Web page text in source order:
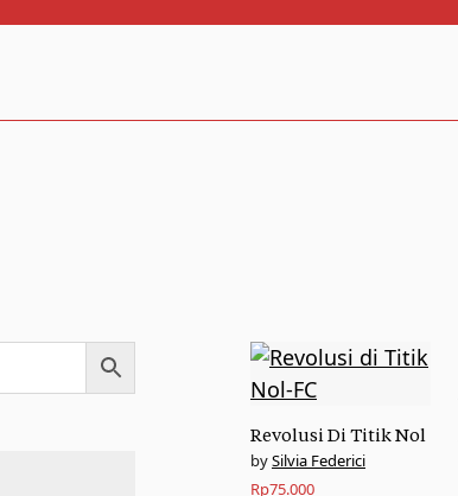
Revolusi Di Titik Nol
Silvia Federici
Rp75.000